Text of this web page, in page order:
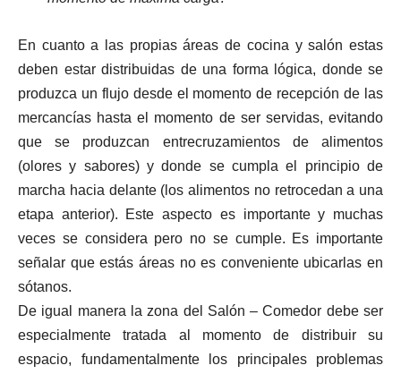
En cuanto a las propias áreas de cocina y salón estas
deben estar distribuidas de una forma lógica, donde se
produzca un flujo desde el momento de recepción de las
mercancías hasta el momento de ser servidas, evitando
que se produzcan entrecruzamientos de alimentos
(olores y sabores) y donde se cumpla el principio de
marcha hacia delante (los alimentos no retrocedan a una
etapa anterior). Este aspecto es importante y muchas
veces se considera pero no se cumple. Es importante
señalar que estás áreas no es conveniente ubicarlas en
sótanos.
De igual manera la zona del Salón – Comedor debe ser
especialmente tratada al momento de distribuir su
espacio, fundamentalmente los principales problemas